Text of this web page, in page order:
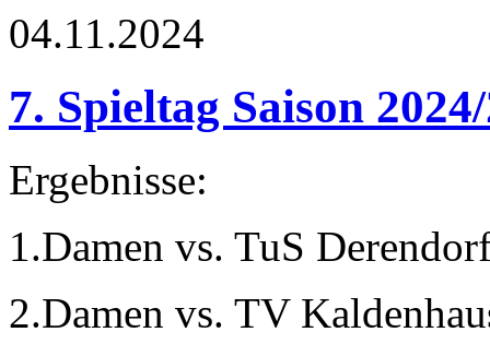
04.11.2024
7. Spieltag Saison
Ergebnisse:
1.Damen vs. TuS
2.Damen vs. TV